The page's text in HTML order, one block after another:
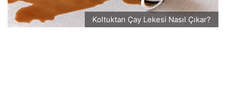
Koltuktan Çay Lekesi Nasıl Çıkar?